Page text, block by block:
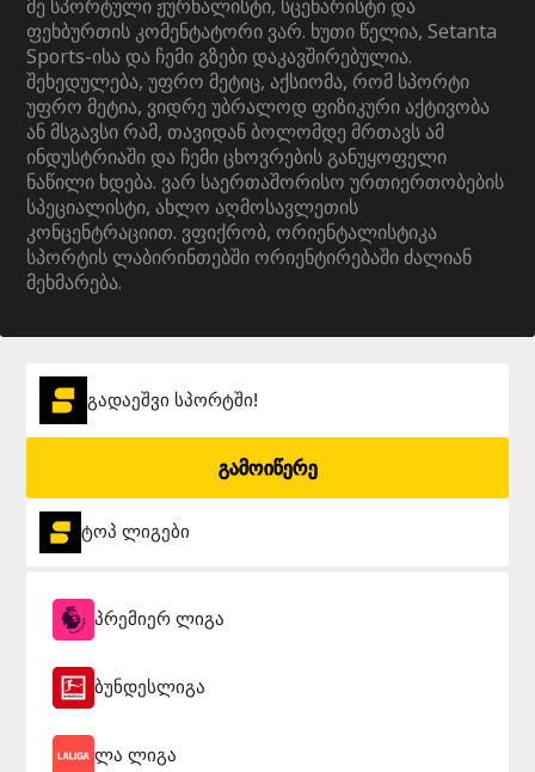
მე სპორტული ჟურნალისტი, სცენარისტი და
ფეხბურთის კომენტატორი ვარ. ხუთი წელია, Setanta
Sports-ისა და ჩემი გზები დაკავშირებულია.
შეხედულება, უფრო მეტიც, აქსიომა, რომ სპორტი
უფრო მეტია, ვიდრე უბრალოდ ფიზიკური აქტივობა
ან მსგავსი რამ, თავიდან ბოლომდე მრთავს ამ
ინდუსტრიაში და ჩემი ცხოვრების განუყოფელი
ნაწილი ხდება. ვარ საერთაშორისო ურთიერთობების
სპეციალისტი, ახლო აღმოსავლეთის
კონცენტრაციით. ვფიქრობ, ორიენტალისტიკა
სპორტის ლაბირინთებში ორიენტირებაში ძალიან
მეხმარება.
გადაეშვი სპორტში!
გამოიწერე
ტოპ ლიგები
პრემიერ ლიგა
ბუნდესლიგა
ლა ლიგა